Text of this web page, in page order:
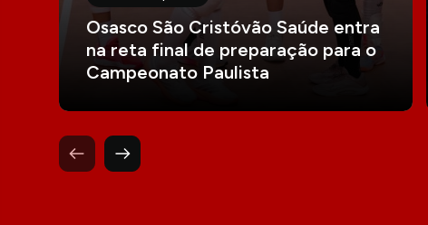
Osasco São Cristóvão Saúde entra
na reta final de preparação para o
Campeonato Paulista